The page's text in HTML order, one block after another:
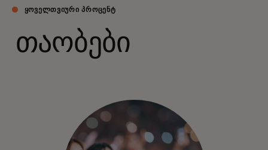
ᲧᲝᲕᲔᲚᲗᲕᲘᲣᲠᲘ ᲞᲠᲝᲪᲔᲜᲢ
თაობები